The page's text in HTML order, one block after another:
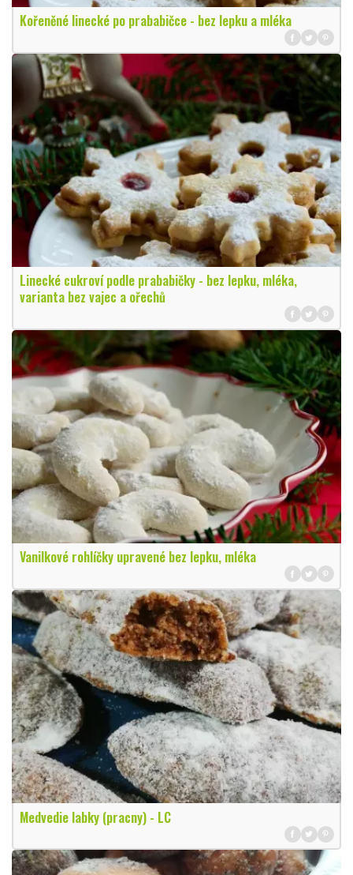
Kořeněné linecké po prababičce - bez lepku a mléka
Linecké cukroví podle prababičky - bez lepku, mléka,
varianta bez vajec a ořechů
Vanilkové rohlíčky upravené bez lepku, mléka
Medvedie labky (pracny) - LC